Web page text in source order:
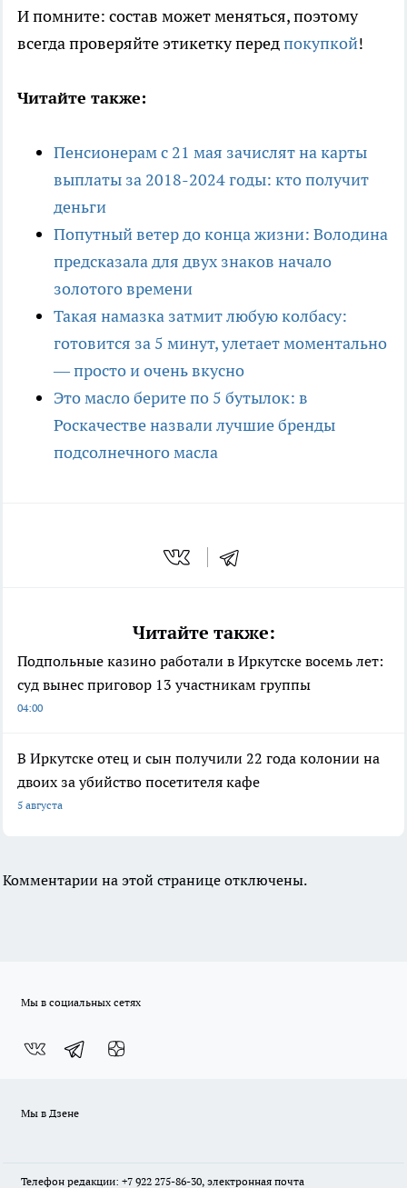
И помните: состав может меняться, поэтому
всегда проверяйте этикетку передпокупкой!
Читайте также:
Пенсионерам с 21 мая зачислят на карты
выплаты за 2018-2024 годы: кто получит
деньги
Попутный ветер до конца жизни: Володина
предсказала для двух знаков начало
золотого времени
Такая намазка затмит любую колбасу:
готовится за 5 минут, улетает моментально
— просто и очень вкусно
Это масло берите по 5 бутылок: в
Роскачестве назвали лучшие бренды
подсолнечного масла
Читайте также:
Подпольные казино работали в Иркутске восемь лет:
суд вынес приговор 13 участникам группы
04:00
В Иркутске отец и сын получили 22 года колонии на
двоих за убийство посетителя кафе
5 августа
Комментарии на этой странице отключены.
Мы в социальных сетях
Мы в Дзене
Телефон редакции: +7 922 275-86-30, электронная почта